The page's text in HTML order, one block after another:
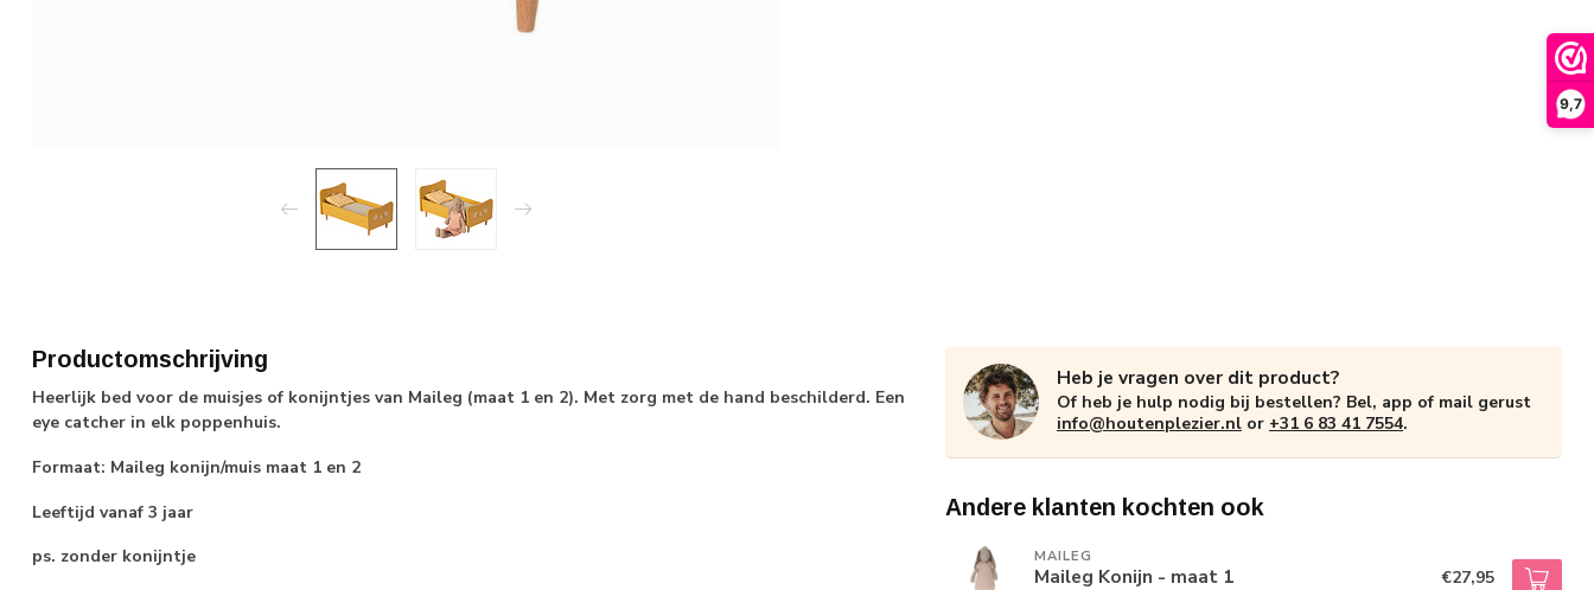
9,7
Productomschrijving
Heerlijk bed voor de muisjes of konijntjes van Maileg (maat 1 en 2). Met zorg met de hand beschilderd. Een
eye catcher in elk poppenhuis.
Formaat: Maileg konijn/muis maat 1 en 2
Leeftijd vanaf 3 jaar
ps. zonder konijntje
Heb je vragen over dit product?
Of heb je hulp nodig bij bestellen? Bel, app of mail gerust
info@houtenplezier.nl or +31 6 83 41 7554.
Andere klanten kochten ook
MAILEG
Maileg Konijn - maat 1 €27,95